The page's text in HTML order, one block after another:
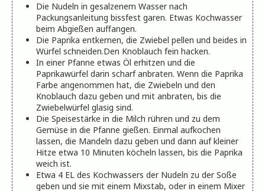
Die Nudeln in gesalzenem Wasser nach
Packungsanleitung bissfest garen. Etwas Kochwasser
beim Abgießen auffangen.
Die Paprika entkernen, die Zwiebel pellen und beides in
Würfel schneiden.Den Knoblauch fein hacken.
In einer Pfanne etwas Öl erhitzen und die
Paprikawürfel darin scharf anbraten. Wenn die Paprika
Farbe angenommen hat, die Zwiebeln und den
Knoblauch dazu geben und mit anbraten, bis die
Zwiebelwürfel glasig sind.
Die Speisestärke in die Milch rühren und zu dem
Gemüse in die Pfanne gießen. Einmal aufkochen
lassen, die Mandeln dazu geben und dann auf kleiner
Hitze etwa 10 Minuten köcheln lassen, bis die Paprika
weich ist.
Etwa 4 EL des Kochwassers der Nudeln zu der Soße
geben und sie mit einem Mixstab, oder in einem Mixer